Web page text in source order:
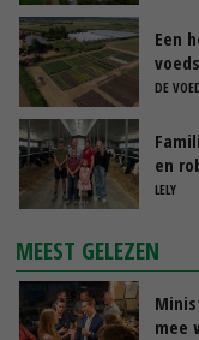
Een
DE
en
LELY
MEEST GELEZEN
mee